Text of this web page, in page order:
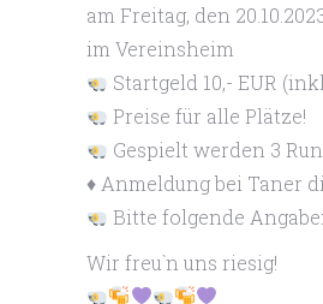
am Freitag, den
im Vereinsheim
Startgeld 10,- EUR
Preise für alle Plätze!
Gespielt werden 3
♦️ Anmeldung bei Taner
Bitte folgende
Wir freu`n uns riesig!